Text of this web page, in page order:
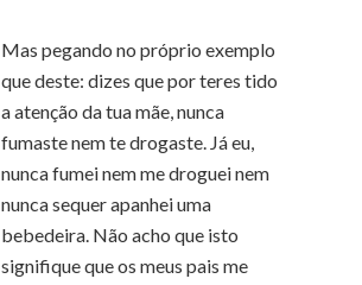
Mas pegando no próprio exemplo
que deste: dizes que por teres tido
a atenção da tua mãe, nunca
fumaste nem te drogaste. Já eu,
nunca fumei nem me droguei nem
nunca sequer apanhei uma
bebedeira. Não acho que isto
signifique que os meus pais me